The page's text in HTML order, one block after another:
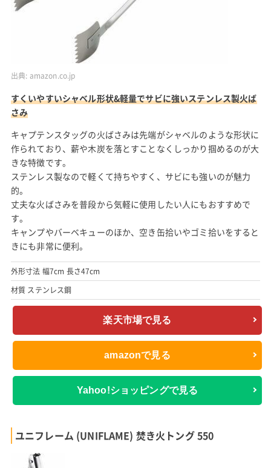
出典: amazon.co.jp
すくいやすいシャベル形状&軽量でサビに強いステンレス製火ば
さみ
キャプテンスタッグの火ばさみは先端がシャベルのような形状に
作られており、薪や木炭を落とすことなくしっかり掴めるのが大
きな特徴です。
ステンレス製なので軽くて持ちやすく、サビにも強いのが魅力
的。
丈夫な火ばさみを普段から気軽に使用したい人にもおすすめで
す。
キャンプやバーベキューのほか、空き缶拾いやゴミ拾いをすると
きにも非常に便利。
外形寸法 幅7cm 長さ47cm
材質 ステンレス鋼
楽天市場で見る
amazonで見る
Yahoo!ショッピングで見る
ユニフレーム (UNIFLAME) 焚き火トング 550